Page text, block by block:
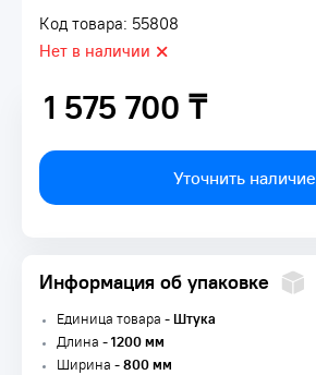
Код товара: 55808
Нет в наличии
1 575 700 ₸
1 575 700 ₸
Уточнить наличие
Информация об упаковке
Единица товара -Штука
Длина -1200 мм
Ширина -800 мм